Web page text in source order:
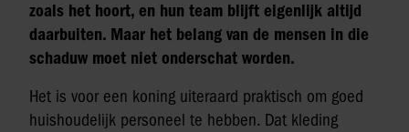
zoals het hoort, en hun team blijft eigenlijk altijd
daarbuiten. Maar het belang van de mensen in die
schaduw moet niet onderschat worden.
Het is voor een koning uiteraard praktisch om goed
huishoudelijk personeel te hebben. Dat kleding